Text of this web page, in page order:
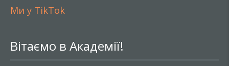
Ми у TikTok
Вітаємо в Академії!